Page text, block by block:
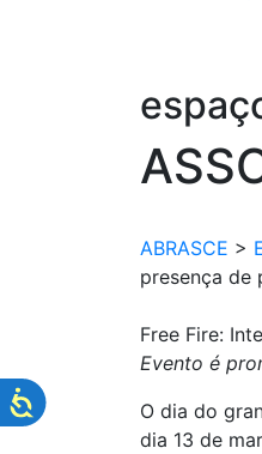
ABRASCE >
presença de
Free Fire:
Evento é
O dia do
dia 13 de